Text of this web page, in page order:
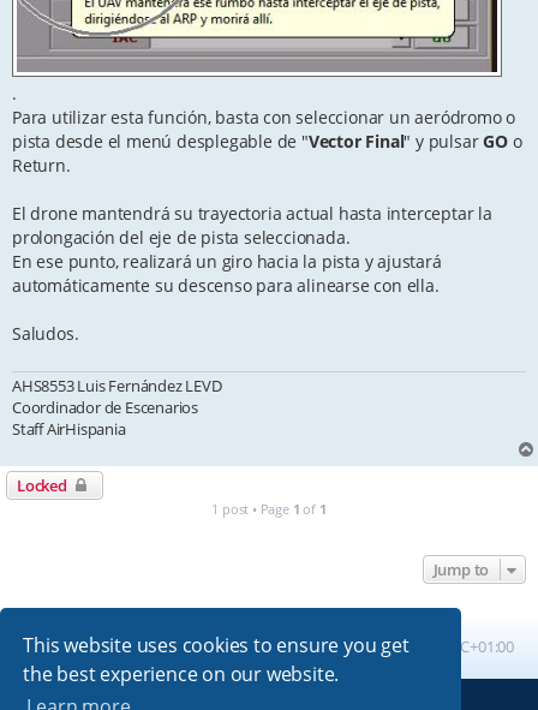
This website uses cookies to ensure you get
the best experience on our website.
.
Para utilizar esta función, basta con seleccionar un aeródromo o
pista desde el menú desplegable de "Vector Final" y pulsarGOo
Return.
El drone mantendrá su trayectoria actual hasta interceptar la
prolongación del eje de pista seleccionada.
En ese punto, realizará un giro hacia la pista y ajustará
automáticamente su descenso para alinearse con ella.
Saludos.
AHS8553 Luis Fernández LEVD
Coordinador de Escenarios
Staff AirHispania
Locked
1 post • Page 1 of 1
Jump to
Board index All times are UTC+01:00